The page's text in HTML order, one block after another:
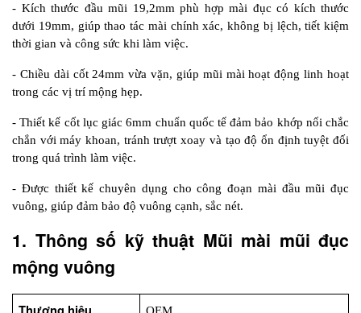
- Kích thước đầu mũi 19,2mm phù hợp mài đục có kích thước
dưới 19mm, giúp thao tác mài chính xác, không bị lệch, tiết kiệm
thời gian và công sức khi làm việc.
- Chiều dài cốt 24mm vừa vặn, giúp mũi mài hoạt động linh hoạt
trong các vị trí mộng hẹp.
- Thiết kế cốt lục giác 6mm chuẩn quốc tế đảm bảo khớp nối chắc
chắn với máy khoan, tránh trượt xoay và tạo độ ổn định tuyệt đối
trong quá trình làm việc.
- Được thiết kế chuyên dụng cho công đoạn mài đầu mũi đục
vuông, giúp đảm bảo độ vuông cạnh, sắc nét.
1. Thông số kỹ thuật Mũi mài mũi đục
mộng vuông